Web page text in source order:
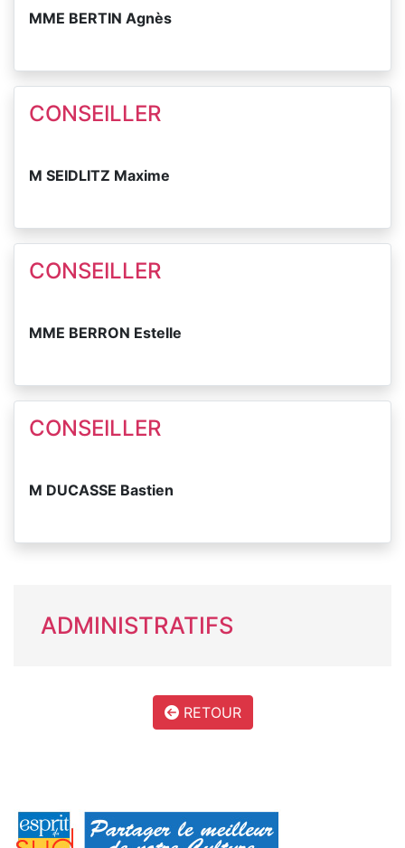
MME BERTIN Agnès
CONSEILLER
M SEIDLITZ Maxime
CONSEILLER
MME BERRON Estelle
CONSEILLER
M DUCASSE Bastien
ADMINISTRATIFS
RETOUR